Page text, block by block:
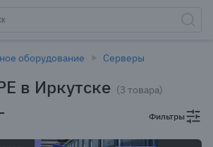
оборудование Серверы
в Иркутске (3 товара)
Фильтры